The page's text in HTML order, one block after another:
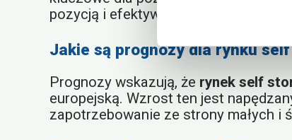
pozycją i efektywnym modelem
Jakie są prognozy dla rynku
Prognozy wskazują, że rynek self
europejską. Wzrost ten jest
zapotrzebowanie ze strony małych i